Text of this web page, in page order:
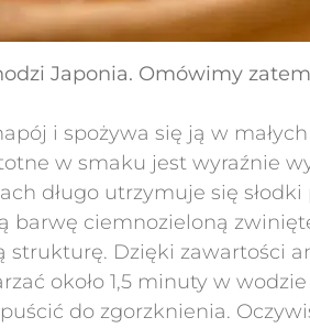
Japonia. Omówimy
i spożywa się ją w
w smaku jest wyraźnie
długo utrzymuje się
barwę ciemnozieloną
strukturę. Dzięki zawartości
około 1,5 minuty w
do zgorzknienia.